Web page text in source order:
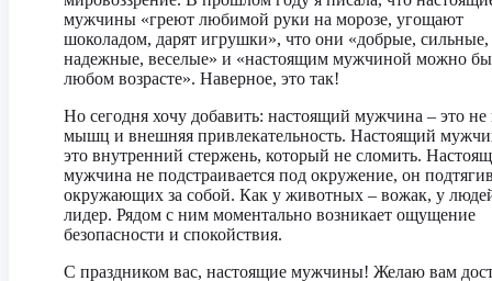
мужчины «греют любимой руки на морозе, угощают
шоколадом, дарят игрушки», что они «добрые, сильные,
надежные, веселые» и «настоящим мужчиной можно
любом возрасте». Наверное, это так!
Но сегодня хочу добавить: настоящий мужчина – это не
мышц и внешняя привлекательность. Настоящий
это внутренний стержень, который не сломить.
мужчина не подстраивается под окружение, он
окружающих за собой. Как у животных – вожак, у
лидер. Рядом с ним моментально возникает ощущение
безопасности и спокойствия.
С праздником вас, настоящие мужчины! Желаю вам